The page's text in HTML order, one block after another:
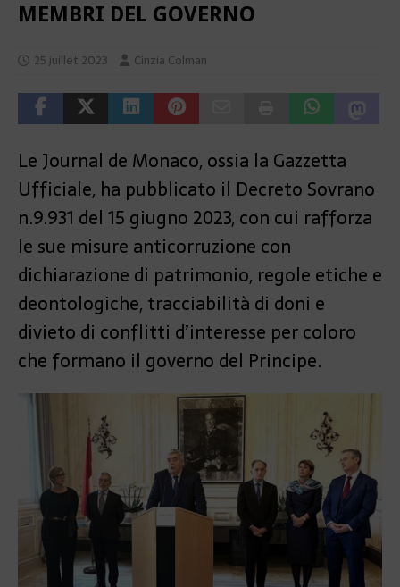
MEMBRI DEL GOVERNO
25 juillet 2023 Cinzia Colman
Le Journal de Monaco, ossia la Gazzetta
Ufficiale, ha pubblicato il Decreto Sovrano
n.9.931 del 15 giugno 2023, con cui rafforza
le sue misure anticorruzione con
dichiarazione di patrimonio, regole etiche e
deontologiche, tracciabilità di doni e
divieto di conflitti d’interesse per coloro
che formano il governo del Principe.